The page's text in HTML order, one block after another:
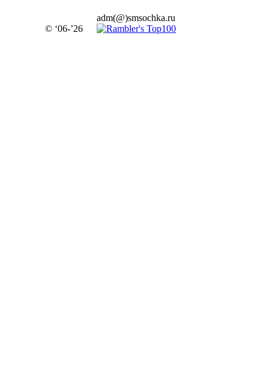
© ‘06-’26
adm(@)smsochka.ru